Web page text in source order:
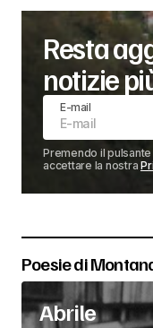
Resta
notizie
E-mail
Premendo il
accettare la nostra
Poesie di
Abrile